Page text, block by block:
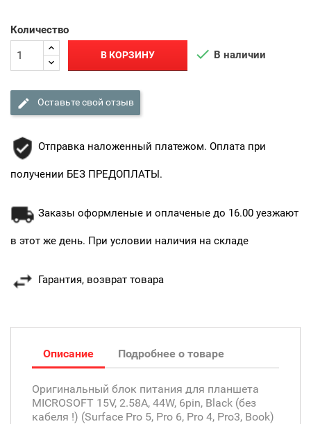
Количество
В КОРЗИНУ  В наличии
Оставьте свой отзыв
Отправка наложенный платежом. Оплата при
получении БЕЗ ПРЕДОПЛАТЫ.
Заказы оформленые и оплаченые до 16.00 уезжают
в этот же день. При условии наличия на складе
Гарантия, возврат товара
Описание Подробнее о товаре
Оригинальный блок питания для планшета
MICROSOFT 15V, 2.58A, 44W, 6pin, Black (без
кабеля !) (Surface Pro 5, Pro 6, Pro 4, Pro3, Book)